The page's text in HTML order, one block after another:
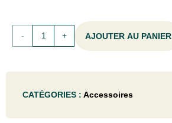
quantité
À
FEUILLAGE
AJOUTER AU PANIER
CATÉGORIES : Accessoires